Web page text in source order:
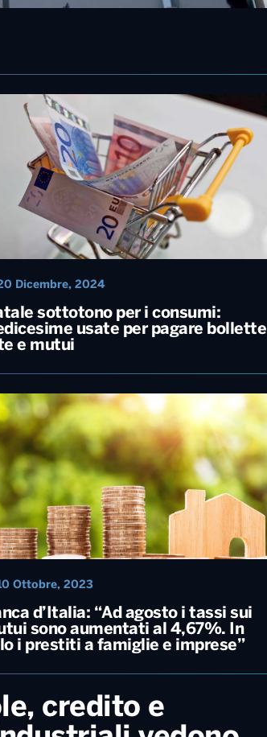
sottotono per i consumi:
usate per pagare bollette,
Dicembre, 2024